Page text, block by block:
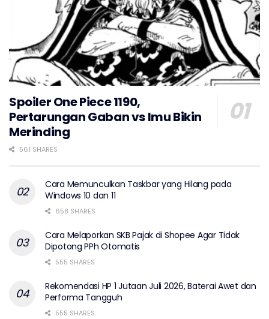
Spoiler One Piece 1190,
Pertarungan Gaban vs Imu Bikin
Merinding
561 SHARES
Cara Memunculkan Taskbar yang Hilang pada
Windows 10 dan 11
658 SHARES
Cara Melaporkan SKB Pajak di Shopee Agar Tidak
Dipotong PPh Otomatis
555 SHARES
Rekomendasi HP 1 Jutaan Juli 2026, Baterai Awet dan
Performa Tangguh
555 SHARES